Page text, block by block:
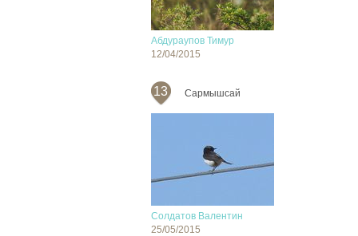
Абдураупов Тимур
12/04/2015
13 Сармышсай
Солдатов Валентин
25/05/2015